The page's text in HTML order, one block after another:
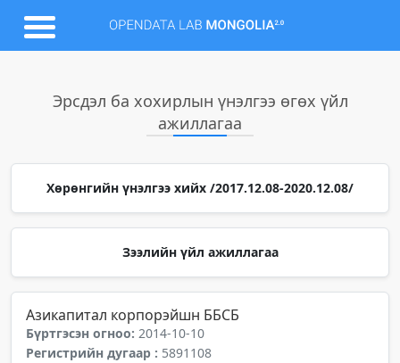
Эрсдэл ба хохирлын үнэлгээ өгөх үйл
ажиллагаа
Хөрөнгийн үнэлгээ хийх /2017.12.08-2020.12.08/
Зээлийн үйл ажиллагаа
Азикапитал корпорэйшн ББСБ
Бүртгэсэн огноо: 2014-10-10
Регистрийн дугаар : 5891108